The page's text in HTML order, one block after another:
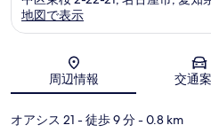
地
地図で表示
周辺情報 交通
オアシス 21 - 徒歩 9 分- 0.8 km